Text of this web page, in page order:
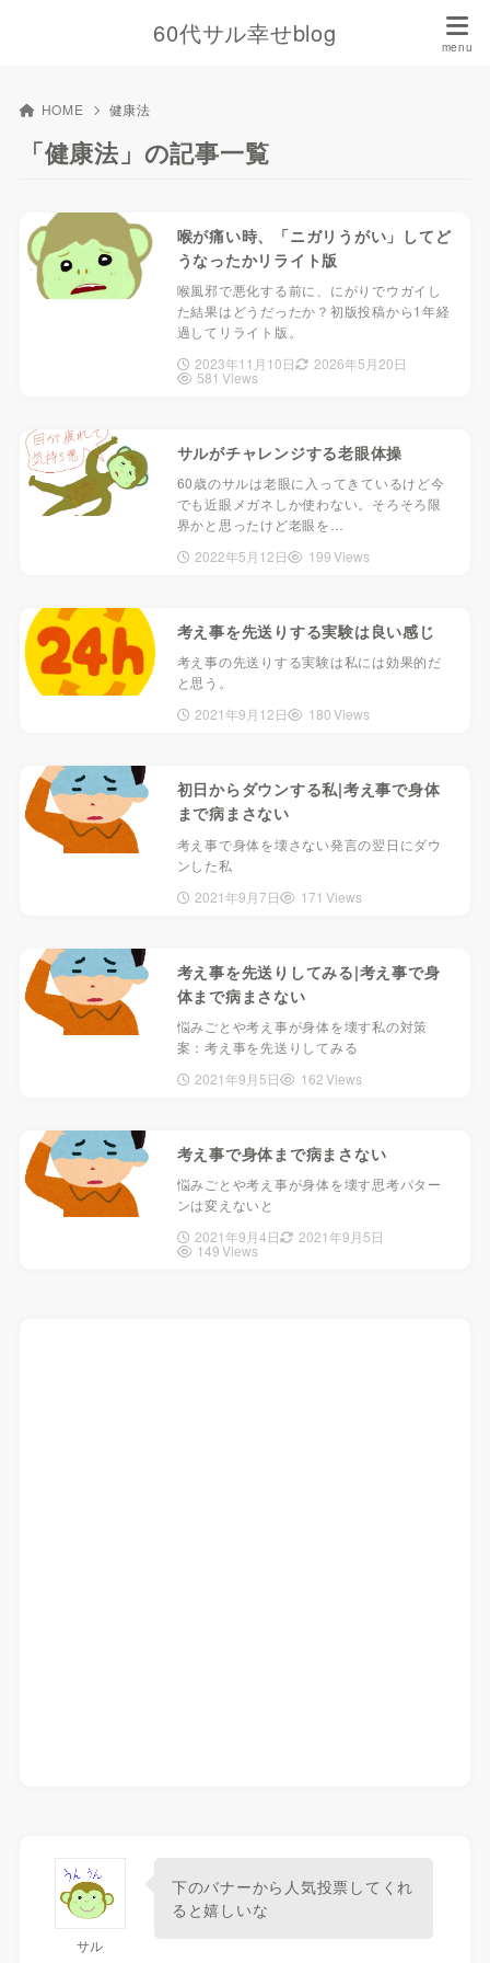
60代サル幸せblog
HOME 健康法
「健康法」の記事一覧
喉が痛い時、「ニガリうがい」してど
うなったかリライト版
喉風邪で悪化する前に、にがりでウガイし
た結果はどうだったか？初版投稿から1年経
過してリライト版。
2023年11月10日
2026年5月20日
581 Views
サルがチャレンジする老眼体操
60歳のサルは老眼に入ってきているけど今
でも近眼メガネしか使わない。そろそろ限
界かと思ったけど老眼を…
2022年5月12日
199 Views
考え事を先送りする実験は良い感じ
考え事の先送りする実験は私には効果的だ
と思う。
2021年9月12日
180 Views
初日からダウンする私|考え事で身体
まで病まさない
考え事で身体を壊さない発言の翌日にダウ
ンした私
2021年9月7日
171 Views
考え事を先送りしてみる|考え事で身
体まで病まさない
悩みごとや考え事が身体を壊す私の対策
案：考え事を先送りしてみる
2021年9月5日
162 Views
考え事で身体まで病まさない
悩みごとや考え事が身体を壊す思考パター
ンは変えないと
2021年9月4日
2021年9月5日
149 Views
サル
下のバナーから人気投票してくれ
ると嬉しいな